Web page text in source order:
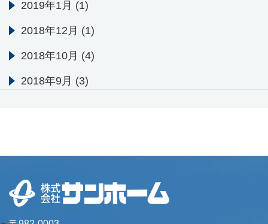
2019年1月 (1)
2018年12月 (1)
2018年10月 (4)
2018年9月 (3)